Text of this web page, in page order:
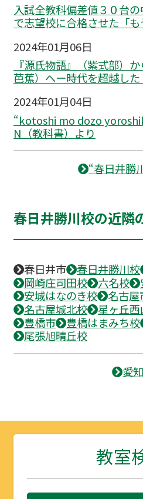
入試全教科偏差値３０台
で志望校に合格させた「も
2024年01月06日
『源氏物語』（紫式部）
芭蕉）へー時代を超越した
2024年01月04日
“kotoshi mo dozo
N（教科書）より
“春日井勝
春日井勝川校の近隣
春日井市 春日井勝川校
岡崎庄司田校
六名校
安城はなのき校
名古屋
名古屋城北校
星ヶ丘
豊橋市
豊橋はまみち校
尾張旭晴丘校
愛
教室